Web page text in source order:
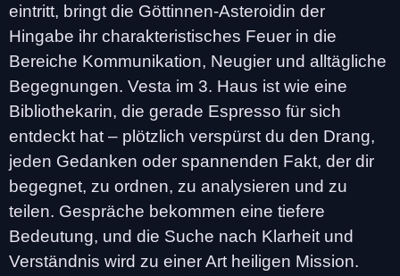
eintritt, bringt die Göttinnen-Asteroidin der
Hingabe ihr charakteristisches Feuer in die
Bereiche Kommunikation, Neugier und alltägliche
Begegnungen. Vesta im 3. Haus ist wie eine
Bibliothekarin, die gerade Espresso für sich
entdeckt hat – plötzlich verspürst du den Drang,
jeden Gedanken oder spannenden Fakt, der dir
begegnet, zu ordnen, zu analysieren und zu
teilen. Gespräche bekommen eine tiefere
Bedeutung, und die Suche nach Klarheit und
Verständnis wird zu einer Art heiligen Mission.